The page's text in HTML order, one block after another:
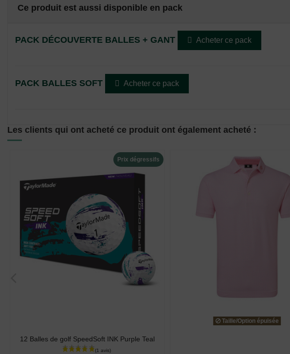
Ce produit est aussi disponible en pack
PACK DÉCOUVERTE BALLES + GANT  Acheter ce pack
PACK BALLES SOFT  Acheter ce pack
Les clients qui ont acheté ce produit ont également acheté :
Prix dégressifs
12 Balles de golf SpeedSoft INK Purple Teal
Taille/Option épuisée